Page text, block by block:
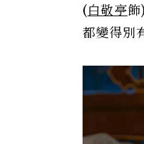
(白敬亭
都變得別